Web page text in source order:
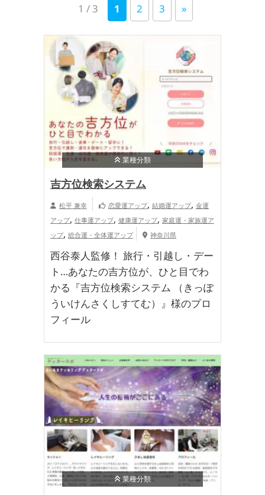
1 / 3 1 2 3 »
業種分類
吉方位検索システム
松平 兼幸 恋愛運アップ, 結婚運アップ, 金運
アップ, 仕事運アップ, 健康運アップ, 家庭運・家族運ア
ップ, 総合運・全体運アップ 神奈川県
西谷泰人監修！ 旅行・引越し・デー
ト…あなたの吉方位が、ひと目でわ
かる『吉方位検索システム （きっぽ
ういけんさくしすてむ）』様のプロ
フィール
業種分類